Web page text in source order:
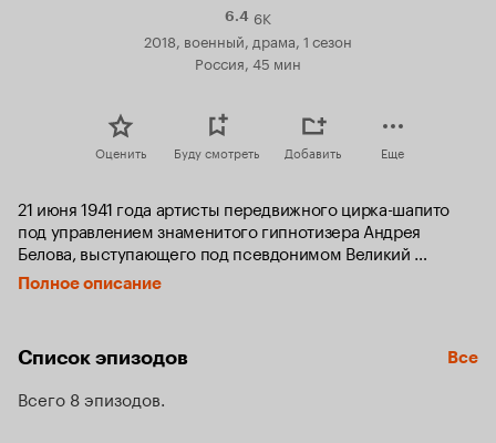
6.4Рейтинг
Кинопоиска
6.4
6K
2018, военный, драма, 1 сезон
Россия, 45 мин
Оценить Буду смотреть Добавить Еще
21 июня 1941 года артисты передвижного цирка-шапито
под управлением знаменитого гипнотизера Андрея
Белова, выступающего под псевдонимом Великий
Армандо, дают первое представление в небольшом
латвийском городке. Во время исполнения номера под
ней глазами, теряет равновесие и падает на арену. Эта
Эльзы и Белова.
Полное описание
Список эпизодов Все
Всего 8 эпизодов